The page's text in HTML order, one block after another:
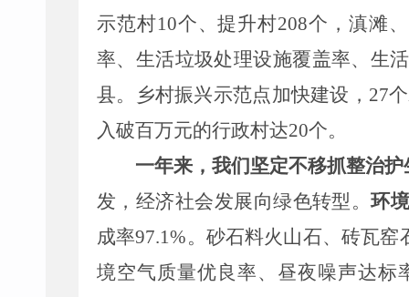
示范村10个、提升村208个 ， 滇滩
率、生活垃圾处理设施覆盖率、生
县。乡村振兴示范点加快建设， 27
入破百万元的行政村达20个。
一年来，我们坚定不移抓整治
发， 经济社会发展向绿色转型。环
成率97.1%。砂石料火山石、砖瓦窑
境空气质量优良率、 昼夜噪声达标